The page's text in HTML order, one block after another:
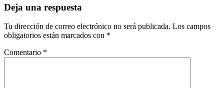
Deja una respuesta
Tu dirección de correo electrónico no será publicada. Los campos
obligatorios están marcados con *
Comentario *